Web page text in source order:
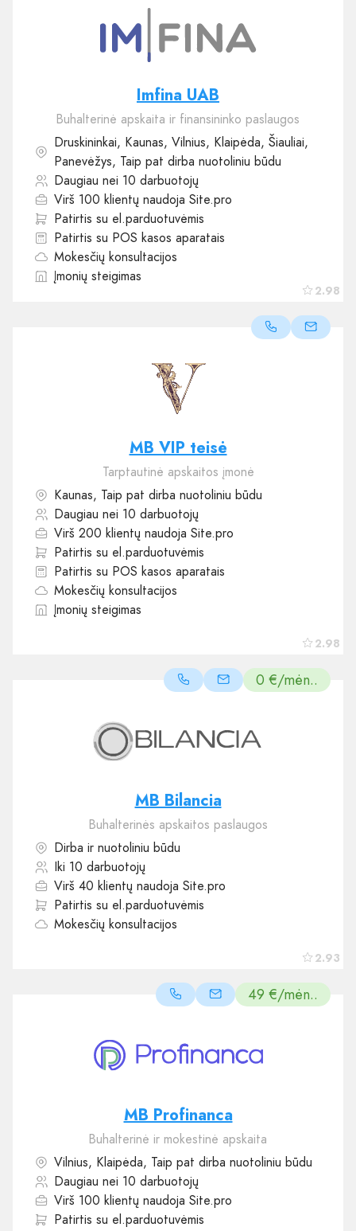
2.98
Imfina UAB
Buhalterinė apskaita ir finansininko paslaugos
Druskininkai, Kaunas, Vilnius, Klaipėda, Šiauliai,
Panevėžys, Taip pat dirba nuotoliniu būdu
Daugiau nei 10 darbuotojų
Virš 100 klientų naudoja Site.pro
Patirtis su el.parduotuvėmis
Patirtis su POS kasos aparatais
Mokesčių konsultacijos
Įmonių steigimas
2.98
MB VIP teisė
Tarptautinė apskaitos įmonė
Kaunas, Taip pat dirba nuotoliniu būdu
Daugiau nei 10 darbuotojų
Virš 200 klientų naudoja Site.pro
Patirtis su el.parduotuvėmis
Patirtis su POS kasos aparatais
Mokesčių konsultacijos
Įmonių steigimas
0 €/mėn..
2.93
MB Bilancia
Buhalterinės apskaitos paslaugos
Dirba ir nuotoliniu būdu
Iki 10 darbuotojų
Virš 40 klientų naudoja Site.pro
Patirtis su el.parduotuvėmis
Mokesčių konsultacijos
49 €/mėn..
MB Profinanca
Buhalterinė ir mokestinė apskaita
Vilnius, Klaipėda, Taip pat dirba nuotoliniu būdu
Daugiau nei 10 darbuotojų
Virš 100 klientų naudoja Site.pro
Patirtis su el.parduotuvėmis